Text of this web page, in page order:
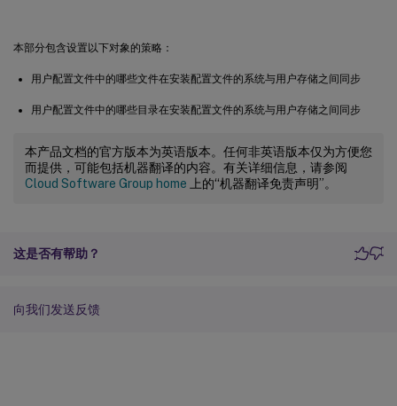
本部分包含设置以下对象的策略：
用户配置文件中的哪些文件在安装配置文件的系统与用户存储之间同步
用户配置文件中的哪些目录在安装配置文件的系统与用户存储之间同步
本产品文档的官方版本为英语版本。任何非英语版本仅为方便您
而提供，可能包括机器翻译的内容。有关详细信息，请参阅
Cloud Software Group home 上的“机器翻译免责声明”。
这是否有帮助？
向我们发送反馈